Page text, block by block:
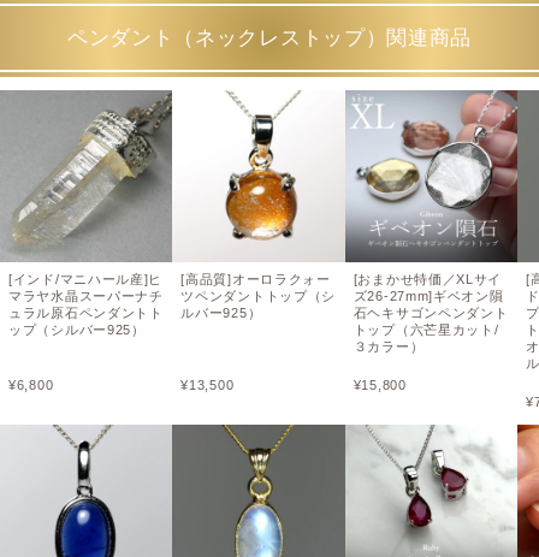
ペンダント（ネックレストップ）関連商品
[インド/マニハール産]ヒ
マラヤ水晶スーパーナチ
ュラル原石ペンダントト
ップ（シルバー925）
¥6,800
[高品質]オーロラクォー
ツペンダントトップ（シ
ルバー925）
¥13,500
[おまかせ特価／XLサイ
ズ26-27mm]ギベオン隕
石ヘキサゴンペンダント
トップ（六芒星カット/
３カラー）
¥15,800
[
¥